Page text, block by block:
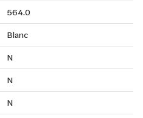
564.0
Blanc
N
N
N